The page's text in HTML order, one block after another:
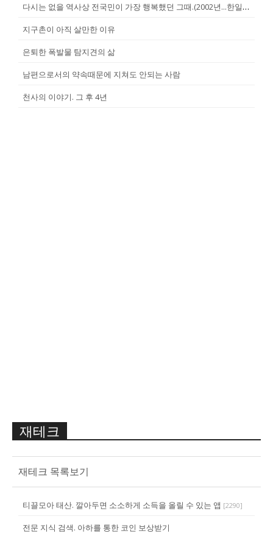
다시는 없을 역사상 전국민이 가장 행복했던 그때.(2002년...한일월드...
지구촌이 아직 살만한 이유
은퇴한 폭발물 탐지견의 삶
남편으로서의 약속때문에 지쳐도 안되는 사람
천사의 이야기. 그 후 4년
재테크
재테크 목록보기
티끌모아 태산. 깔아두면 소소하게 소득을 올릴 수 있는 앱 [2290]
전문 지식 검색. 아하를 통한 코인 보상받기